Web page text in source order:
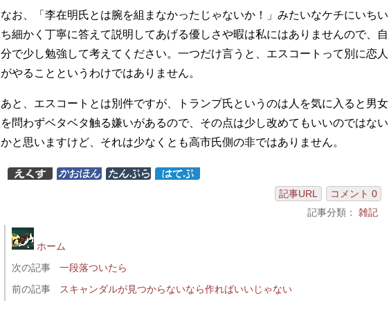
なお、「李在明氏とは腕を組まなかったじゃないか！」みたいなケチにいちい
ち細かく丁寧に答えて説明してあげる優しさや暇は私にはありませんので、自
分で少し勉強して考えてください。一つだけ言うと、エスコートって別に恋人
がやることというわけではありません。
あと、エスコートとは別件ですが、トランプ氏というのは人を気に入ると男女
を問わずベタベタ触る嫌いがあるので、その点は少し改めてもいいのではない
かと思いますけど、それは少なくとも高市氏側の非ではありません。
記事URL
コメント 0
記事分類： 雑記
ホーム
次の記事
一段落ついたら
前の記事
スキャンダルが見つからないなら作ればいいじゃない